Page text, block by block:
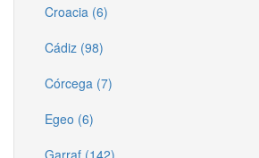
Croacia (6)
Cádiz (98)
Córcega (7)
Egeo (6)
Garraf (142)